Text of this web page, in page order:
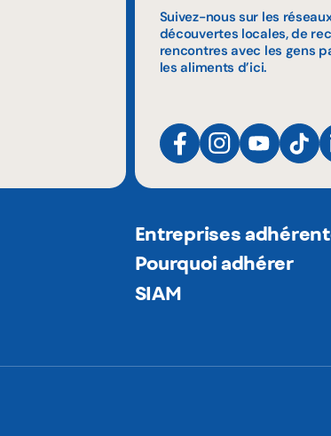
Suivez-nous sur les
découvertes locales, de
rencontres avec les gens
les aliments d’ici.
Entreprises
Pourquoi adhérer
SIAM